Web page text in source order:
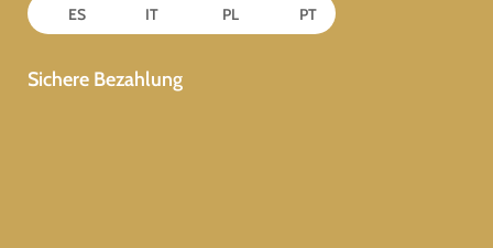
ES IT PL PT
Sichere Bezahlung